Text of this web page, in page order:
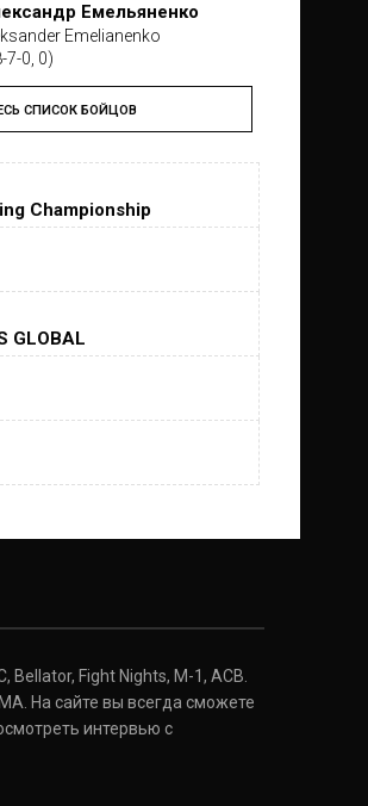
Емельяненко
Emelianenko
7-0, 0)
Вудли
Woodley
5-1, 0)
Порье
6-0, 1)
Masvidal
Ковингтон
Кормье
2-0, 1)
Диаз
Diaz
СПИСОК БОЙЦОВ
Championship
GLOBAL
Fight Nights, M-1, ACB.
На сайте вы всегда сможете
интервью с